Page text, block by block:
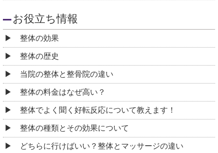
お役立ち情報
整体の効果
整体の歴史
当院の整体と整骨院の違い
整体の料金はなぜ高い？
整体でよく聞く好転反応について教えます！
整体の種類とその効果について
どちらに行けばいい？整体とマッサージの違い